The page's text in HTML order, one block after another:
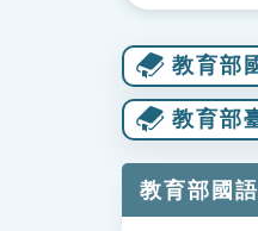
教育部
教育部
教育部國